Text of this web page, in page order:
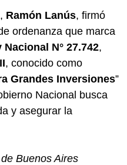
, Ramón Lanús, firmó
ordenanza que marca
Nacional N° 27.742,
, conocido como
Grandes Inversiones”
Nacional busca
y asegurar la
Buenos Aires